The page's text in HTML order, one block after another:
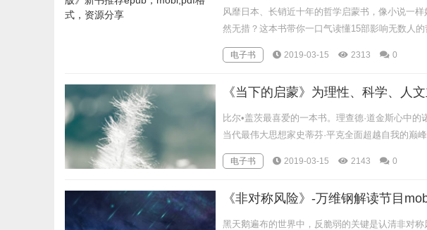
风靡日本、长销近十年的哲学启蒙书，像小说一
然无措？这本书带你一口气读懂15部影响无数人
电子书 2019-03-15 2313 0
比尔•盖茨最喜爱的一本书。理查德·道金斯心中
当代最伟大思想家史蒂芬·平克全面超越自我的巅
电子书 2019-03-15 2143 0
《非对称风险》-万维钢解读节目
黑天鹅遍布的世界中，反脆弱的关键是认清非对